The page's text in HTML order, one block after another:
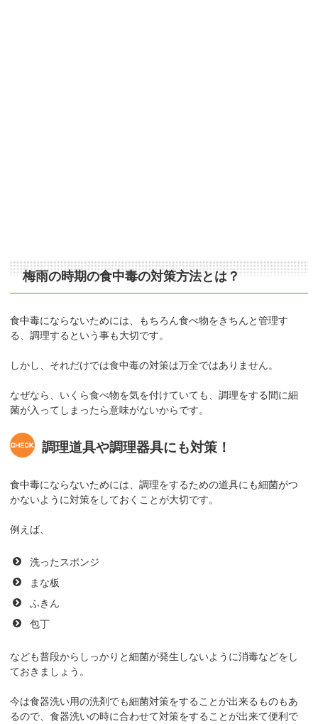
梅雨の時期の食中毒の対策方法とは？
食中毒にならないためには、もちろん食べ物をきちんと管理す
る、調理するという事も大切です。
しかし、それだけでは食中毒の対策は万全ではありません。
なぜなら、いくら食べ物を気を付けていても、調理をする間に細
菌が入ってしまったら意味がないからです。
調理道具や調理器具にも対策！
食中毒にならないためには、調理をするための道具にも細菌がつ
かないように対策をしておくことが大切です。
例えば、
洗ったスポンジ
まな板
ふきん
包丁
なども普段からしっかりと細菌が発生しないように消毒などをし
ておきましょう。
今は食器洗い用の洗剤でも細菌対策をすることが出来るものもあ
るので、食器洗いの時に合わせて対策をすることが出来て便利で